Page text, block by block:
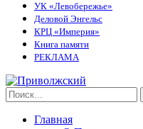
УК «Левобережье»
Деловой Энгельс
КРЦ «Империя»
Книга памяти
РЕКЛАМА
Главная